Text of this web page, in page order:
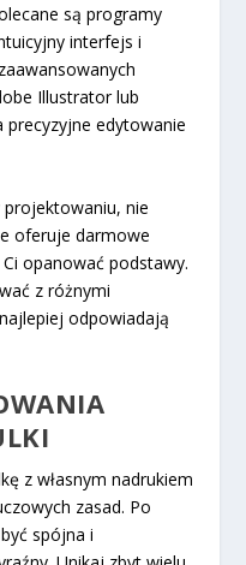
są programy
interfejs i
Illustrator lub
edytowanie
projektowaniu, nie
oferuje darmowe
opanować podstawy.
z różnymi
odpowiadają
z własnym nadrukiem
zasad. Po
spójna i